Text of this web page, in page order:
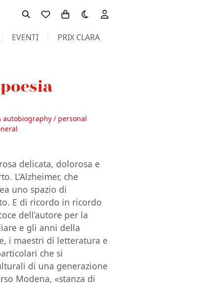
Toggle theme
EVENTI PRIX CLARA
autobiography / personal
delicata, dolorosa e
L’Alzheimer, che
uno spazio di
E di ricordo in ricordo
dell’autore per la
e gli anni della
i maestri di letteratura e
che si
di una generazione
Modena, «stanza di